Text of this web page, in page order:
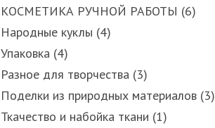
КОСМЕТИКА РУЧНОЙ РАБОТЫ (6)
Народные куклы (4)
Упаковка (4)
Разное для творчества (3)
Поделки из природных материалов (3)
Ткачество и набойка ткани (1)